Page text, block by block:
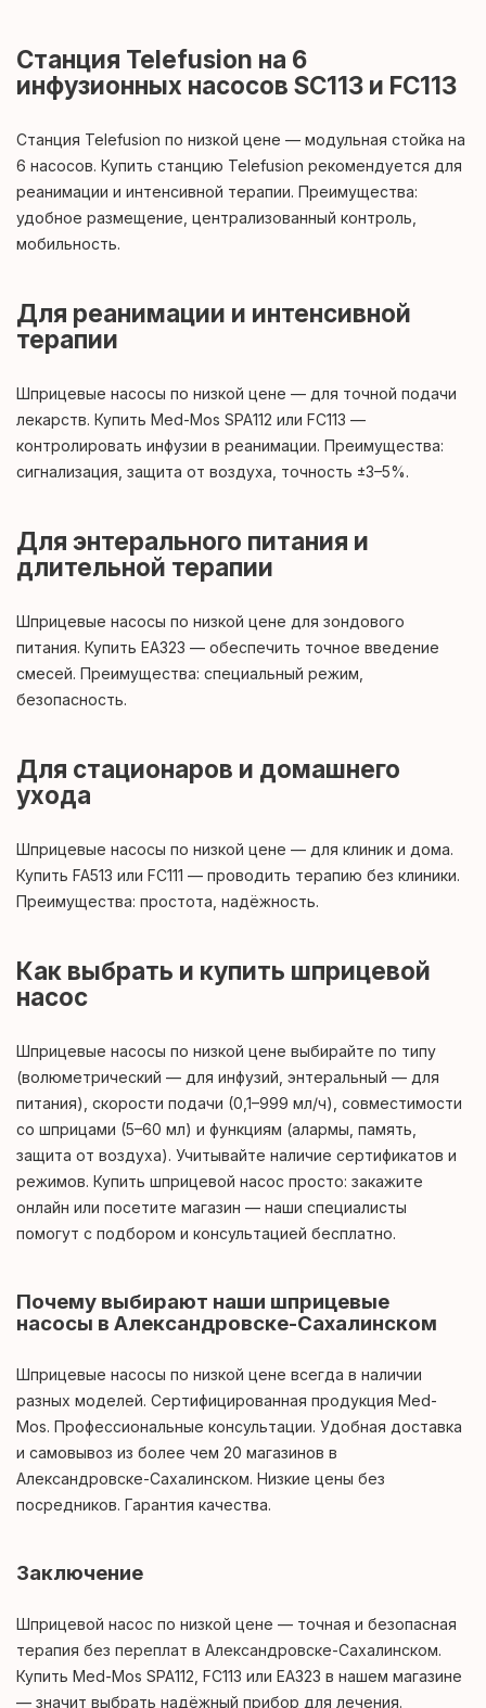
Станция Telefusion на 6
инфузионных насосов SC113 и FC113
Станция Telefusion по низкой цене — модульная стойка на
6 насосов. Купить станцию Telefusion рекомендуется для
реанимации и интенсивной терапии. Преимущества:
удобное размещение, централизованный контроль,
мобильность.
Для реанимации и интенсивной
терапии
Шприцевые насосы по низкой цене — для точной подачи
лекарств. Купить Med-Mos SPA112 или FC113 —
контролировать инфузии в реанимации. Преимущества:
сигнализация, защита от воздуха, точность ±3–5%.
Для энтерального питания и
длительной терапии
Шприцевые насосы по низкой цене для зондового
питания. Купить ЕА323 — обеспечить точное введение
смесей. Преимущества: специальный режим,
безопасность.
Для стационаров и домашнего
ухода
Шприцевые насосы по низкой цене — для клиник и дома.
Купить FA513 или FC111 — проводить терапию без клиники.
Преимущества: простота, надёжность.
Как выбрать и купить шприцевой
насос
Шприцевые насосы по низкой цене выбирайте по типу
(волюметрический — для инфузий, энтеральный — для
питания), скорости подачи (0,1–999 мл/ч), совместимости
со шприцами (5–60 мл) и функциям (алармы, память,
защита от воздуха). Учитывайте наличие сертификатов и
режимов. Купить шприцевой насос просто: закажите
онлайн или посетите магазин — наши специалисты
помогут с подбором и консультацией бесплатно.
Почему выбирают наши шприцевые
насосы в Александровске-Сахалинском
Шприцевые насосы по низкой цене всегда в наличии
разных моделей. Сертифицированная продукция Med-
Mos. Профессиональные консультации. Удобная доставка
и самовывоз из более чем 20 магазинов в
Александровске-Сахалинском. Низкие цены без
посредников. Гарантия качества.
Заключение
Шприцевой насос по низкой цене — точная и безопасная
терапия без переплат в Александровске-Сахалинском.
Купить Med-Mos SPA112, FC113 или ЕА323 в нашем магазине
— значит выбрать надёжный прибор для лечения.